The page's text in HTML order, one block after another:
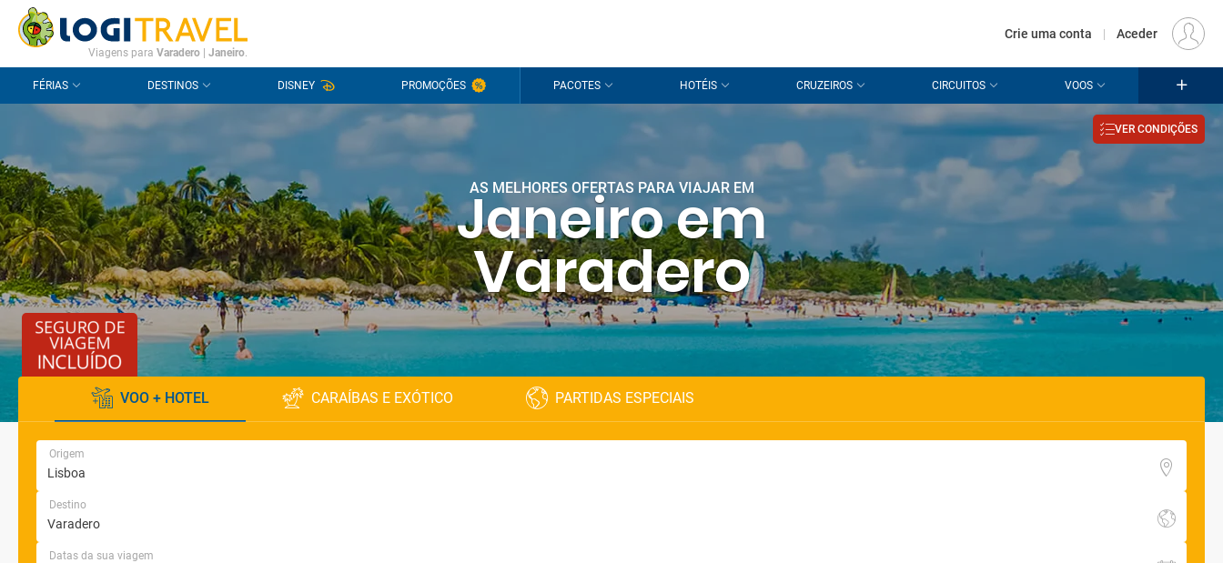
CONTACTO PERGUNTAS FREQUENTES EUR
Viagens para Varadero| Janeiro.
Crie uma conta | Aceder
FÉRIAS DESTINOS DISNEY PROMOÇÕES PACOTES HOTÉIS CRUZEIROS CIRCUITOS VOOS
AS MELHORES OFERTAS PARA VIAJAR EM
Janeiro em
Varadero
VER CONDIÇÕES
VOO + HOTEL CARAÍBAS E EXÓTICO PARTIDAS ESPECIAIS
Origem
Destino
Datas da sua viagem